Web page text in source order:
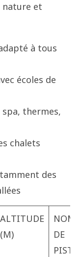
nature et
à tous
écoles de
thermes,
chalets
des
ALTITUDE
(M)
DE